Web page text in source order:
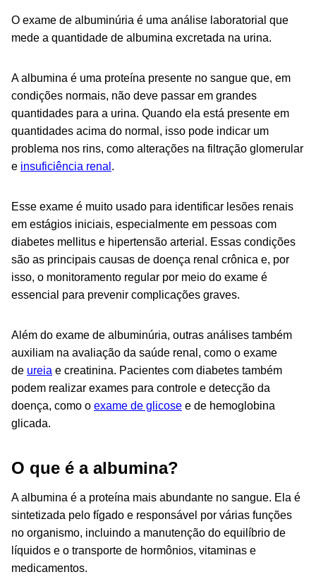
O exame de albuminúria é uma análise laboratorial que
mede a quantidade de albumina excretada na urina.
A albumina é uma proteína presente no sangue que, em
condições normais, não deve passar em grandes
quantidades para a urina. Quando ela está presente em
quantidades acima do normal, isso pode indicar um
problema nos rins, como alterações na filtração glomerular
e insuficiência renal .
Esse exame é muito usado para identificar lesões renais
em estágios iniciais, especialmente em pessoas com
diabetes mellitus e hipertensão arterial. Essas condições
são as principais causas de doença renal crônica e, por
isso, o monitoramento regular por meio do exame é
essencial para prevenir complicações graves.
Além do exame de albuminúria, outras análises também
auxiliam na avaliação da saúde renal, como o exame
de ureia e creatinina. Pacientes com diabetes também
podem realizar exames para controle e detecção da
doença, como o exame de glicose e de hemoglobina
glicada.
O que é a albumina?
A albumina é a proteína mais abundante no sangue. Ela é
sintetizada pelo fígado e responsável por várias funções
no organismo, incluindo a manutenção do equilíbrio de
líquidos e o transporte de hormônios, vitaminas e
medicamentos.